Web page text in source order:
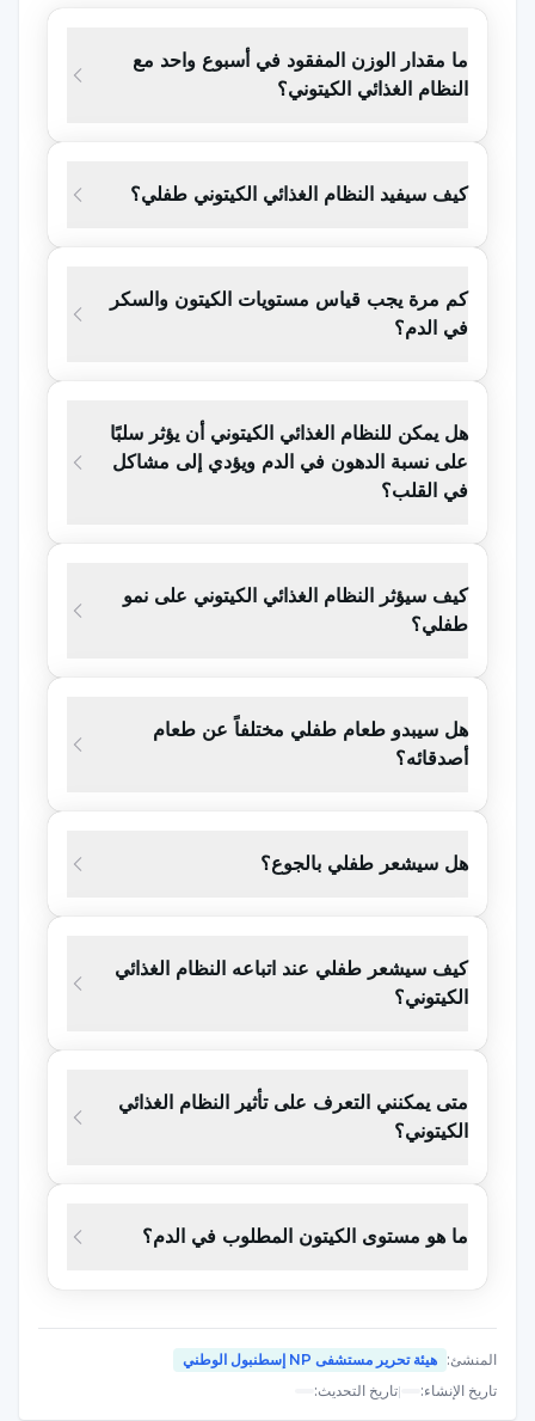
يتم إعطاء السوائل المحتوية على الكربوهيدرات (CH) ويتم
إلى 48 ساعة حتى تزداد الكيتونات البولية بشكل كافٍ، ولكن
لا ينبغي تمديدها إلى 72 ساعة لدى الأطفال. نظرًا لاحتمال
والجفاف والجفاف والخمول، فإن معظم المراكز تقوم
بإدخال المريض إلى المستشفى حتى يمكن تكثيف التثقيف
العائلي (في المنزل حول حساب ووزن وتنظيم الوجبات).
يومياً.
النظام الغذائي الكيتوني هو نظام غذائي يحتوي على نسبة
عالية من الدهون ونسبة منخفضة من البروتين ونسبة
الحرارية والسوائل الكلية لتلبية 80% من الاحتياجات اليومية.
زادت الكيتوزية. يمكن استخدام نسب أقل مثل 3:1 أو 2:1 في
المرضى الذين لديهم متطلبات عالية من البروتين مثل
الغذائي الذي تبلغ فيه نسبة الكيتون 4:1، يتم توفير 90% من
و3% من الكربوهيدرات. مصادر الدهون الأكثر استخدامًا هي
البالغين. يمكن التوصية بالنظام الغذائي الكيتوني كعلاج
إضافي للأطفال المصابين بالصرع المقاوم للأدوية.
في التغذية الكيتونية، يتم إعداد النظام الغذائي وفقًا لعمر
الطفل وطوله ووزنه لتلبية الاحتياجات اليومية من الطاقة
ما مقدار الوزن المفقود في أسبوع واحد مع
النظام الغذائي الكيتوني؟
كيف سيفيد النظام الغذائي الكيتوني طفلي؟
كم مرة يجب قياس مستويات الكيتون والسكر
في الدم؟
هل يمكن للنظام الغذائي الكيتوني أن يؤثر سلبًا
على نسبة الدهون في الدم ويؤدي إلى مشاكل
في القلب؟
كيف سيؤثر النظام الغذائي الكيتوني على نمو
طفلي؟
هل سيبدو طعام طفلي مختلفاً عن طعام
أصدقائه؟
هل سيشعر طفلي بالجوع؟
كيف سيشعر طفلي عند اتباعه النظام الغذائي
الكيتوني؟
متى يمكنني التعرف على تأثير النظام الغذائي
الكيتوني؟
ما هو مستوى الكيتون المطلوب في الدم؟
المنشئ: هيئة تحرير مستشفى NP إسطنبول الوطني
تاريخ الإنشاء:
|تاريخ التحديث: